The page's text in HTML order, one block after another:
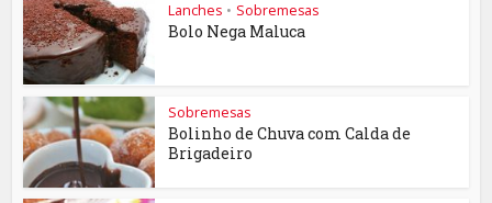
Lanches • Sobremesas
Bolo Nega Maluca
Sobremesas
Bolinho de Chuva com Calda de
Brigadeiro